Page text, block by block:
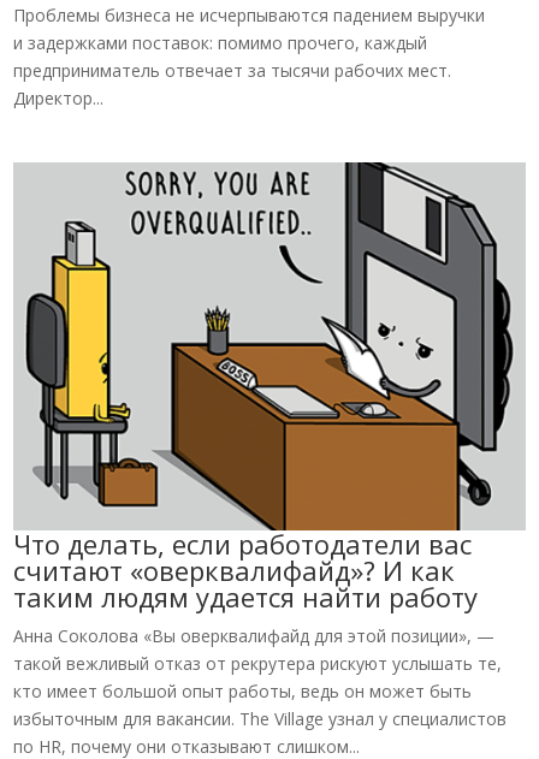
Проблемы бизнеса не исчерпываются падением выручки
и задержками поставок: помимо прочего, каждый
предприниматель отвечает за тысячи рабочих мест.
Директор...
Что делать, если работодатели вас
считают «оверквалифайд»? И как
таким людям удается найти работу
Анна Соколова «Вы оверквалифайд для этой позиции», —
такой вежливый отказ от рекрутера рискуют услышать те,
кто имеет большой опыт работы, ведь он может быть
избыточным для вакансии. The Village узнал у специалистов
по HR, почему они отказывают слишком...